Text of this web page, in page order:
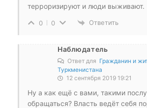
терроризируют и люди выживают.
0 0 Ответить
Наблюдатель
Ответ для Гражданин и
Туркменистана
12 сентября 2019 19:21
Ну а как ещё с вами, такими
обращаться? Власть ведёт себя